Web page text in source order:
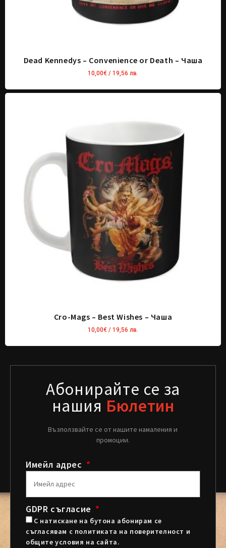
Dead Kennedys – Convenience or Death – Чаша
10,00€ / 19,56 лв.
Cro-Mags – Best Wishes – Чаша
10,00€ / 19,56 лв.
Абонирайте се за
нашия Бюлетин
Възползвайте се от нашите намаления и
промоции.
Имейл адрес
GDPR съгласие
С натискане на бутона абонирам се
съгласявам с политиката на поверителност и
общите условия на сайта.